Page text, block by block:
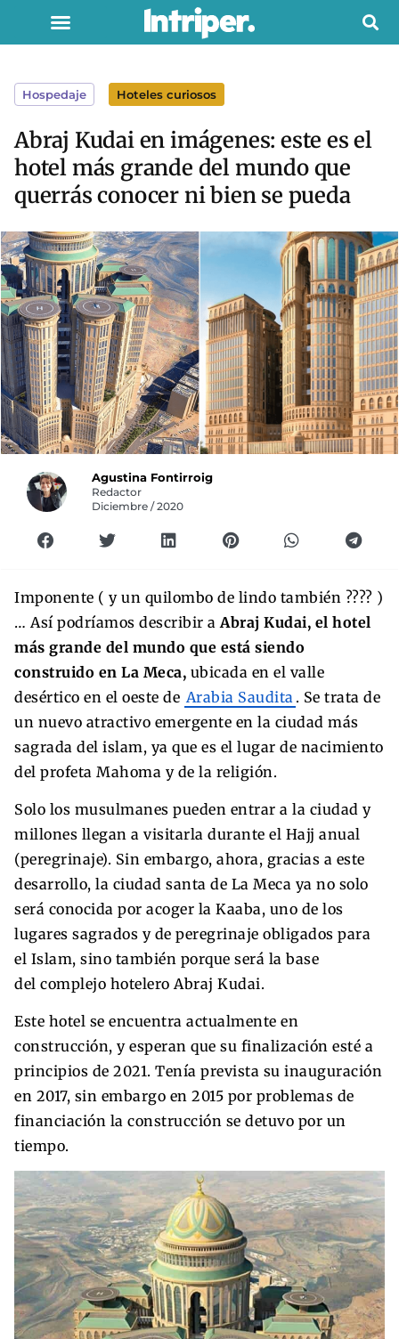
Hospedaje Hoteles curiosos
Abraj Kudai en imágenes: este es el
hotel más grande del mundo que
querrás conocer ni bien se pueda
Agustina Fontirroig
Redactor
Diciembre / 2020
Imponente ( y un quilombo de lindo también ???? )
… Así podríamos describir a Abraj Kudai, el hotel
más grande del mundo que está siendo
construido en La Meca, ubicada en el valle
desértico en el oeste de Arabia Saudita . Se trata de
un nuevo atractivo emergente en la ciudad más
sagrada del islam, ya que es el lugar de nacimiento
del profeta Mahoma y de la religión.
Solo los musulmanes pueden entrar a la ciudad y
millones llegan a visitarla durante el Hajj anual
(peregrinaje). Sin embargo, ahora, gracias a este
desarrollo, la ciudad santa de La Meca ya no solo
será conocida por acoger la Kaaba, uno de los
lugares sagrados y de peregrinaje obligados para
el Islam, sino también porque será la base
del complejo hotelero Abraj Kudai.
Este hotel se encuentra actualmente en
construcción, y esperan que su finalización esté a
principios de 2021. Tenía prevista su inauguración
en 2017, sin embargo en 2015 por problemas de
financiación la construcción se detuvo por un
tiempo.